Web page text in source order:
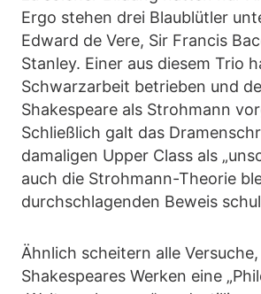
Ergo stehen drei Blaublütler
Edward de Vere, Sir Francis
Stanley. Einer aus diesem Trio
Schwarzarbeit betrieben und
Shakespeare als Strohmann
Schließlich galt das
damaligen Upper Class als
auch die Strohmann-Theorie
durchschlagenden Beweis
Ähnlich scheitern alle Versuche,
Shakespeares Werken eine